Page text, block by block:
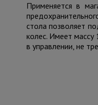
Применяется в
стола позволяет
колес. Имеет массу
в управлении, не